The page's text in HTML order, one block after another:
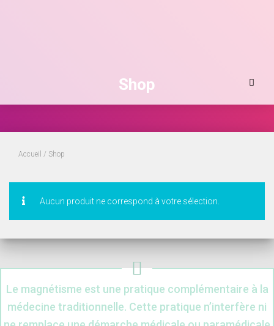
Shop
Accueil / Shop
Aucun produit ne correspond à votre sélection.
Le magnétisme est une pratique complémentaire à la
médecine traditionnelle. Cette pratique n’interfère ni